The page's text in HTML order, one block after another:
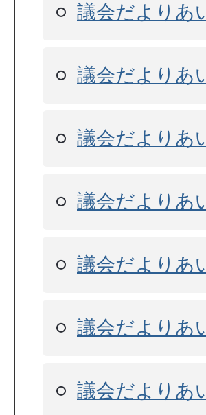
議会だよりあ
議会だよりあ
議会だよりあ
議会だよりあ
議会だよりあ
議会だよりあ
議会だよりあ